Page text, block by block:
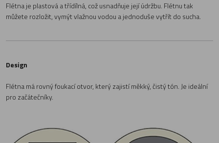
Flétna je plastová a třídílná, což usnadňuje její údržbu. Flétnu tak
můžete rozložit, vymýt vlažnou vodou a jednoduše vytřít do sucha.
Design
Flétna má rovný foukací otvor, který zajistí měkký, čistý tón. Je ideální
pro začátečníky.